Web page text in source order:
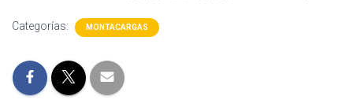
Categorías: MONTACARGAS